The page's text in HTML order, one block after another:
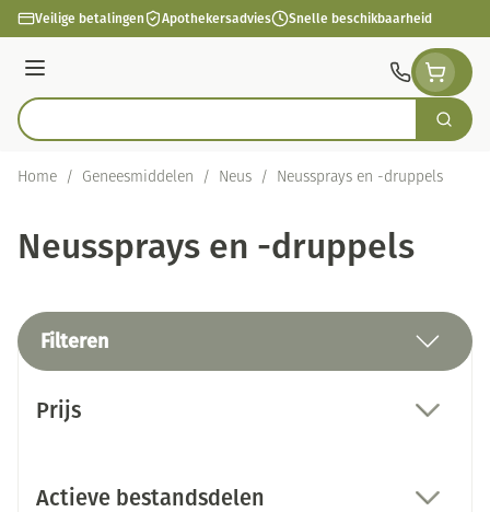
Ga naar de inhoud
Veilige betalingen Apothekersadvies Snelle beschikbaarheid
Menu
Product, merk, categorie... Zoek
Home / Geneesmiddelen / Neus / Neussprays en -druppels
Neussprays en -druppels
Filteren
Prijs
Actieve bestandsdelen